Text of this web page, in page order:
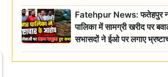
रहें सतर्क
Fatehpur News: फतेहपुर
पालिका में सामग्री खरीद पर
सभासदों ने ईओ पर लगाए
के गंभीर आरोप